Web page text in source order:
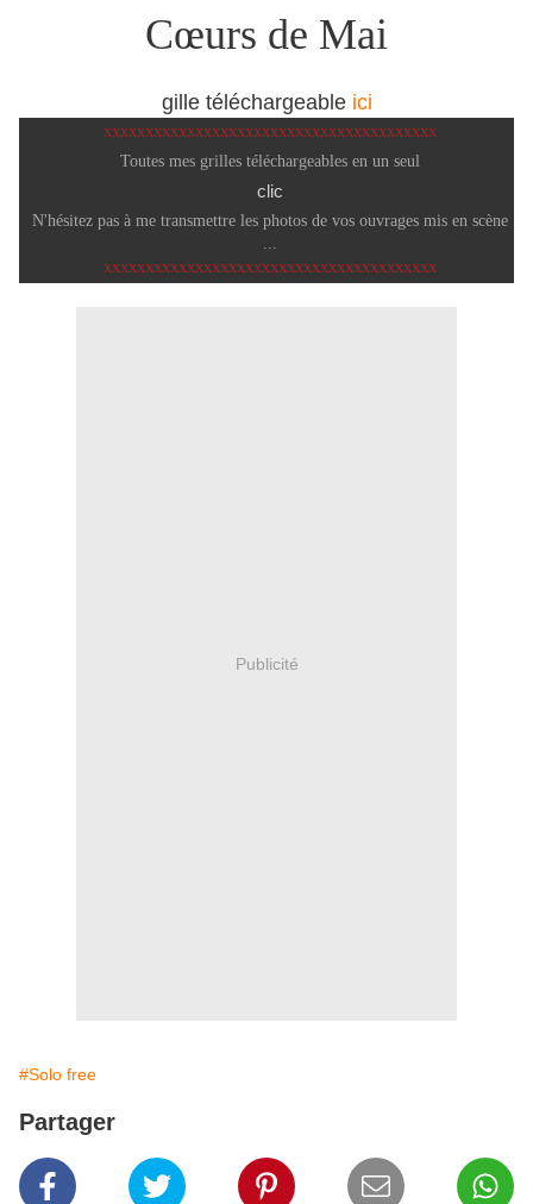
Cœurs de Mai
gille téléchargeableici
XXXXXXXXXXXXXXXXXXXXXXXXXXXXXXXXXXXXXXXX
Toutes mes grilles téléchargeables en un seul
clic
N'hésitez pas à me transmettre les photos de vos ouvrages mis en scène
...
XXXXXXXXXXXXXXXXXXXXXXXXXXXXXXXXXXXXXXXX
Publicité
#Solo free
Partager